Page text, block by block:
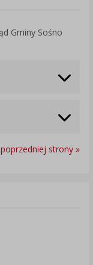
Gminy Sośno
strony »